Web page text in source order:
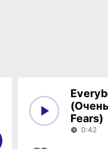
Fears)
0:42